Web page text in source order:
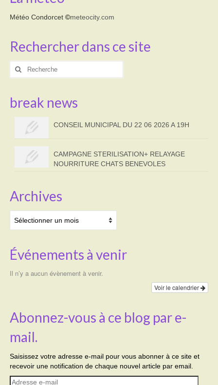
Correspondants de presse
LE BRULAGE DES VEGETAUX
DECHETS VERTS
Météo Condorcet ©meteocity.com
Rechercher dans ce site
Rechercher
break news
CONSEIL MUNICIPAL DU 22 06 2026 A 19H
CAMPAGNE STERILISATION+ RELAYAGE
NOURRITURE CHATS BENEVOLES
Archives
Événements à venir
Il n’y a aucun évènement à venir.
Voir le calendrier
Abonnez-vous à ce blog par e-
mail.
Saisissez votre adresse e-mail pour vous abonner à ce site et
recevoir une notification de chaque nouvel article par email.
Adresse